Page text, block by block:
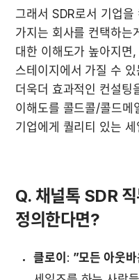
그래서 SDR로서 기업
가지는 회사를 컨택하는
대한 이해도가 높아지면
스테이지에서 가질 수
더욱더 효과적인 컨설팅
이해도를 콜드콜/콜드메
기업에게 퀄리티 있는
Q. 채널톡 SDR
정의한다면?
클로이 : ”모든 아웃